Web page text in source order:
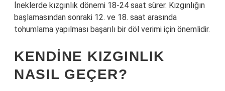
İneklerde kızgınlık dönemi 18-24 saat sürer. Kızgınlığın
başlamasından sonraki 12. ve 18. saat arasında
tohumlama yapılması başarılı bir döl verimi için önemlidir.
KENDINE KIZGINLIK
NASIL GEÇER?